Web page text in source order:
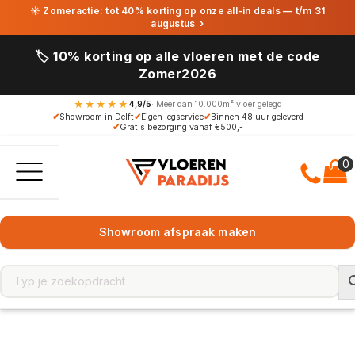
☀ Zomeractie: tot 40% korting op onze all-in deals — t/m 31
augustus ›
🏷️ 10% korting op alle vloeren met de code
Zomer2026
★★★★★ 4,9/5· Meer dan 10.000m² vloer gelegd
✔Showroom in Delft✔Eigen legservice✔Binnen 48 uur geleverd
✔Gratis bezorging vanaf €500,-
Showroom afspraak maken